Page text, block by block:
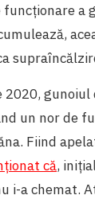
a
2020,
un nor de
Fiind
că,
i-a chemat.